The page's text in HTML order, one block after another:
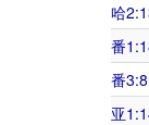
哈
番
番3:8
亚